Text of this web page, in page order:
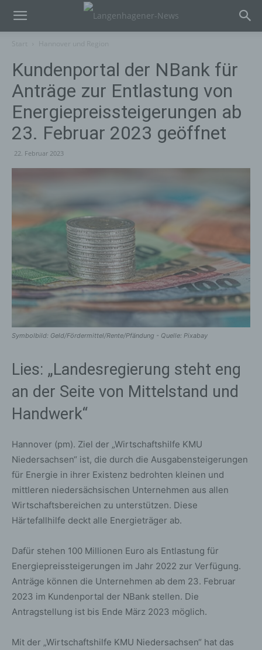
Kundenportal der NBank für
Anträge zur Entlastung von
Energiepreissteigerungen ab
23. Februar 2023 geöffnet
22. Februar 2023
Symbolbild: Geld/Fördermittel/Rente/Pfändung - Quelle: Pixabay
Lies: „Landesregierung steht eng
an der Seite von Mittelstand und
Handwerk“
Hannover (pm). Ziel der „Wirtschaftshilfe KMU
Niedersachsen“ ist, die durch die Ausgabensteigerungen
für Energie in ihrer Existenz bedrohten kleinen und
mittleren niedersächsischen Unternehmen aus allen
Wirtschaftsbereichen zu unterstützen. Diese
Härtefallhilfe deckt alle Energieträger ab.
Dafür stehen 100 Millionen Euro als Entlastung für
Energiepreissteigerungen im Jahr 2022 zur Verfügung.
Anträge können die Unternehmen ab dem 23. Februar
2023 im Kundenportal der NBank stellen. Die
Antragstellung ist bis Ende März 2023 möglich.
Mit der „Wirtschaftshilfe KMU Niedersachsen“ hat das